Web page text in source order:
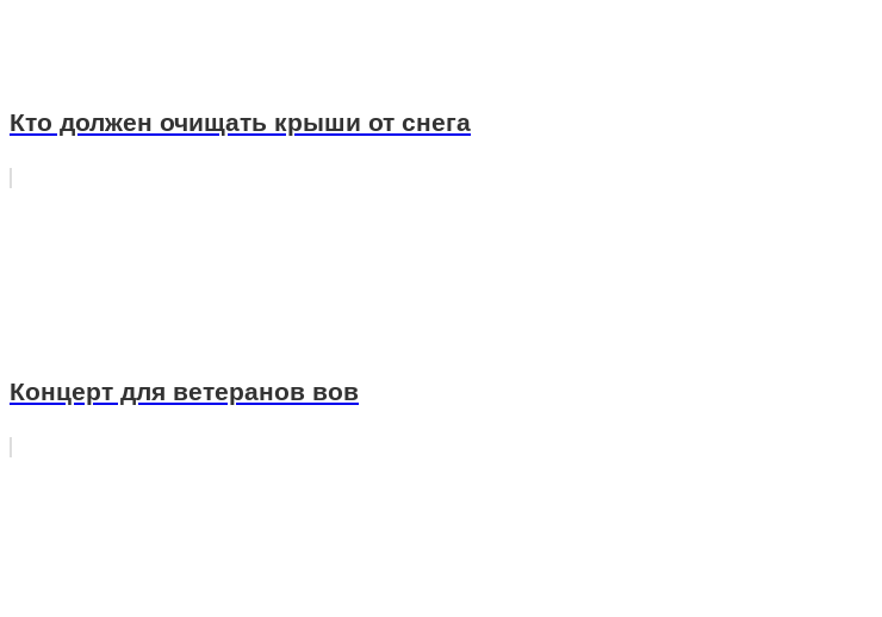
Кто должен очищать крыши от снега
Концерт для ветеранов вов